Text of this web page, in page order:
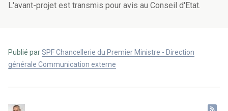
L'avant-projet est transmis pour avis au Conseil d'Etat.
Publié parSPF Chancellerie du Premier Ministre - Direction
générale Communication externe